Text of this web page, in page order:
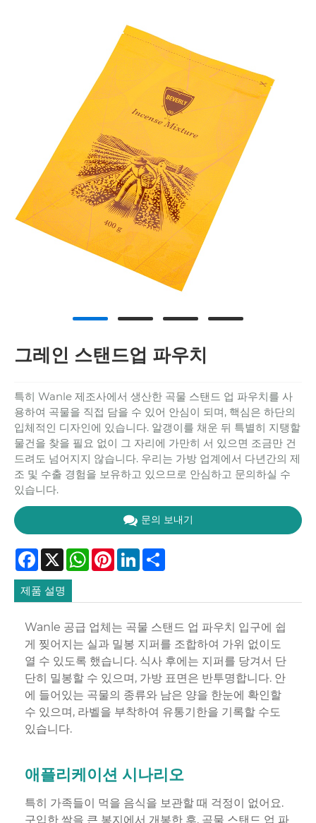
그레인 스탠드업 파우치
특히 Wanle 제조사에서 생산한 곡물 스탠드 업 파우치를 사
용하여 곡물을 직접 담을 수 있어 안심이 되며, 핵심은 하단의
입체적인 디자인에 있습니다. 알갱이를 채운 뒤 특별히 지탱할
물건을 찾을 필요 없이 그 자리에 가만히 서 있으면 조금만 건
드려도 넘어지지 않습니다. 우리는 가방 업계에서 다년간의 제
조 및 수출 경험을 보유하고 있으므로 안심하고 문의하실 수
있습니다.
문의 보내기
Facebook
X WhatsApp
PinterestLinkedIn
제품 설명
Wanle 공급 업체는 곡물 스탠드 업 파우치 입구에 쉽
게 찢어지는 실과 밀봉 지퍼를 조합하여 가위 없이도
열 수 있도록 했습니다. 식사 후에는 지퍼를 당겨서 단
단히 밀봉할 수 있으며, 가방 표면은 반투명합니다. 안
에 들어있는 곡물의 종류와 남은 양을 한눈에 확인할
수 있으며, 라벨을 부착하여 유통기한을 기록할 수도
있습니다.
애플리케이션 시나리오
특히 가족들이 먹을 음식을 보관할 때 걱정이 없어요.
구입한 쌀을 큰 봉지에서 개봉한 후, 곡물 스탠드 업 파